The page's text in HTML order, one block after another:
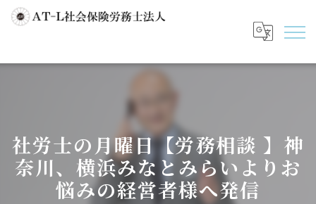
社労士の月曜日【労務相談 】神
奈川、横浜みなとみらいよりお
悩みの経営者様へ発信